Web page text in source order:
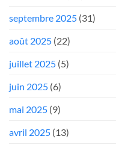
septembre 2025 (31)
août 2025 (22)
juillet 2025 (5)
juin 2025 (6)
mai 2025 (9)
avril 2025 (13)